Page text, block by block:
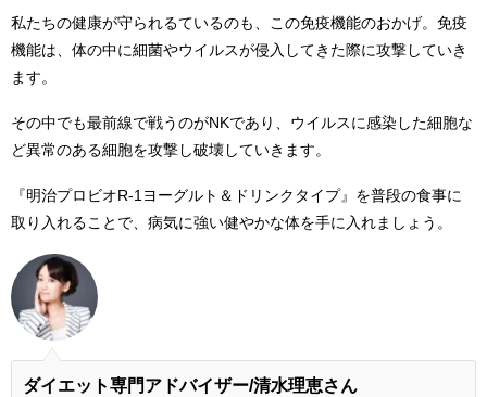
私たちの健康が守られるているのも、この免疫機能のおかげ。免疫
機能は、体の中に細菌やウイルスが侵入してきた際に攻撃していき
ます。
その中でも最前線で戦うのがNKであり、ウイルスに感染した細胞な
ど異常のある細胞を攻撃し破壊していきます。
『明治プロビオR-1ヨーグルト＆ドリンクタイプ』を普段の食事に
取り入れることで、病気に強い健やかな体を手に入れましょう。
ダイエット専門アドバイザー/清水理恵さん